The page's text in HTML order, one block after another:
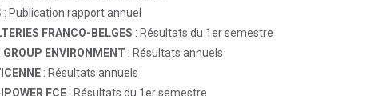
: Publication rapport annuel
FRANCO-BELGES : Résultats du 1er semestre
GROUP ENVIRONMENT : Résultats annuels
: Résultats annuels
FCE : Résultats du 1er semestre